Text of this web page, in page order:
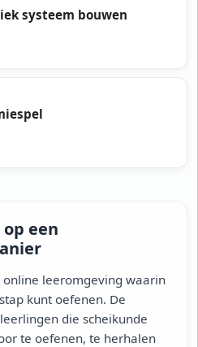
systeem bouwen
een
online leeromgeving waarin
kunt oefenen. De
die scheikunde
te oefenen, te herhalen